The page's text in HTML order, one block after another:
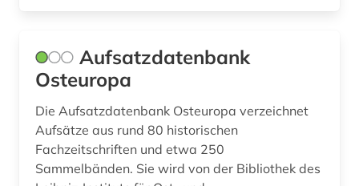
gesundheit (5)
gesundheitsindikator (4)
gesundheitsstatistik (2)
Aufsatzdatenbank
Osteuropa
Die Aufsatzdatenbank Osteuropa verzeichnet
Aufsätze aus rund 80 historischen
Fachzeitschriften und etwa 250
Sammelbänden. Sie wird von der Bibliothek des